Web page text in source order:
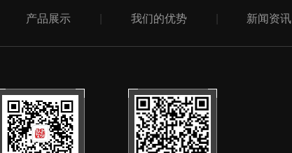
产品展示 | 我们的优势 | 新闻资讯